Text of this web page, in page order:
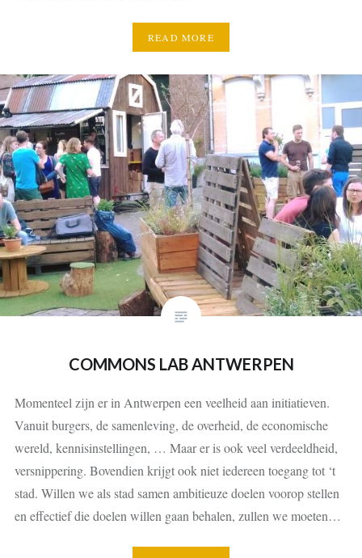
READ MORE
COMMONS LAB ANTWERPEN
Momenteel zijn er in Antwerpen een veelheid aan initiatieven.
Vanuit burgers, de samenleving, de overheid, de economische
wereld, kennisinstellingen, … Maar er is ook veel verdeeldheid,
versnippering. Bovendien krijgt ook niet iedereen toegang tot ‘t
stad. Willen we als stad samen ambitieuze doelen voorop stellen
en effectief die doelen willen gaan behalen, zullen we moeten…